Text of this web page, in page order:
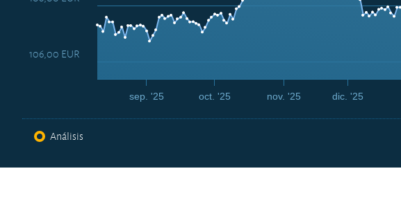
sep. '25 oct. '25 nov. '25 dic. '25
106,00 EUR
Análisis